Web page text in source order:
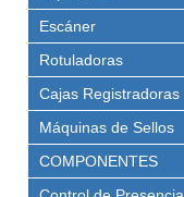
Escáner
Rotuladoras
Cajas Registradoras
Máquinas de Sellos
COMPONENTES